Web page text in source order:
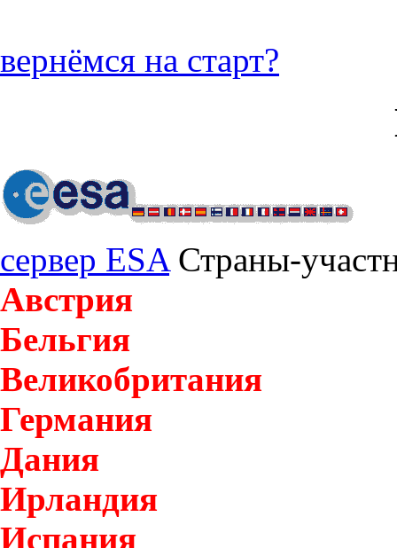
вернёмся на старт?
сервер ESAСтраны-
Австрия
Бельгия
Великобритания
Германия
Дания
Ирландия
Испания